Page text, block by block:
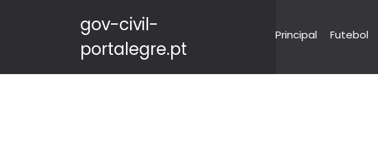
gov-civil-
portalegre.pt
Principal Futebol